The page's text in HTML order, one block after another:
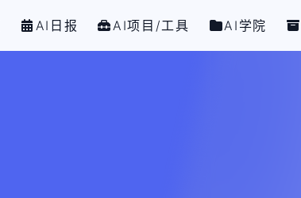
AI日报 AI项目/工具 AI学院